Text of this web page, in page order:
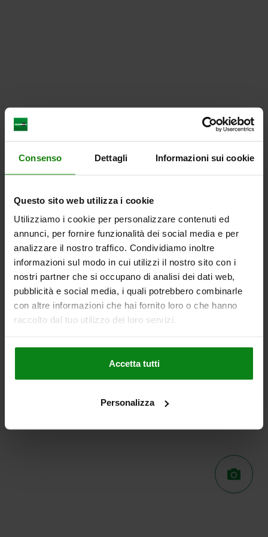
Consenso Dettagli Informazioni sui cookie
Questo sito web utilizza i cookie
Utilizziamo i cookie per personalizzare contenuti ed
annunci, per fornire funzionalità dei social media e per
analizzare il nostro traffico. Condividiamo inoltre
informazioni sul modo in cui utilizzi il nostro sito con i
nostri partner che si occupano di analisi dei dati web,
pubblicità e social media, i quali potrebbero combinarle
con altre informazioni che hai fornito loro o che hanno
raccolto dal tuo utilizzo dei loro servizi.
Accetta tutti
Personalizza